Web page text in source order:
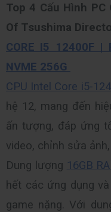
Top 4 Cấu Hình
Of Tsushima
CORE I5 12400F |
NVME 256G
CPU Intel Core i5-
hệ 12, mang đến
ấn tượng, đáp ứng
video, chỉnh sửa ảnh,
Dung lượng 16GB
hết các ứng dụng
game nặng. Với